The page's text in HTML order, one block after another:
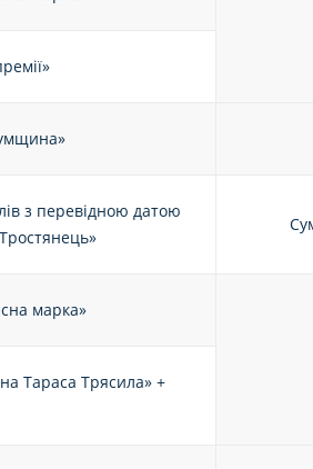
з перевідною датою
марка»
Тараса Трясила» +